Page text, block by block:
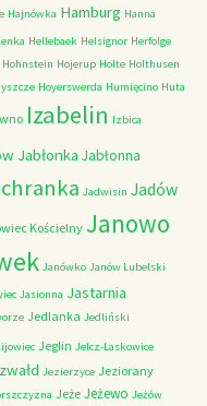
Hajnówka Hamburg Hanna
Hellebaek Helsignor Herfolge
Hohnstein Hojerup Holte Holthusen
Hoyerswerda Humięcino Huta
Izabelin Izbica
Jabłonka Jabłonna
Jadwisin Jadów
Kościelny Janowo
Janówko Janów Lubelski
Jasionna Jastarnia
Jedlanka Jedliński
Jeglin Jelcz-Laskowice
Jezierzyce Jeziorany
Jeże Jeżewo Jeżów